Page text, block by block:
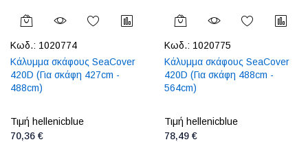
Κωδ.: 1020774
Κάλυμμα σκάφους SeaCover
420D (Για σκάφη 427cm -
488cm)
Τιμή hellenicblue
70,36 €
Κωδ.: 1020775
Κάλυμμα σκάφους SeaCover
420D (Για σκάφη 488cm -
564cm)
Τιμή hellenicblue
78,49 €